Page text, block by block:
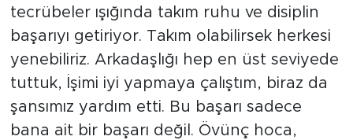
tecrübeler ışığında takım ruhu ve disiplin
başarıyı getiriyor. Takım olabilirsek herkesi
yenebiliriz. Arkadaşlığı hep en üst seviyede
tuttuk, İşimi iyi yapmaya çalıştım, biraz da
şansımız yardım etti. Bu başarı sadece
bana ait bir başarı değil. Övünç hoca,